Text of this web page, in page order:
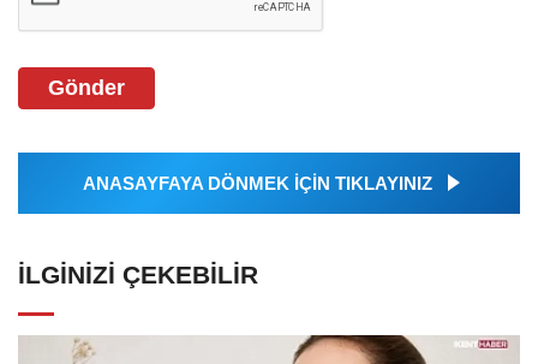
Gönder
ANASAYFAYA DÖNMEK İÇİN TIKLAYINIZ
İLGINIZI ÇEKEBILIR